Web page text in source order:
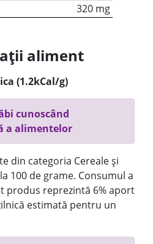
320 mg
aliment
(1.2kCal/g)
cunoscând
a alimentelor
din categoria Cereale și
100 de grame. Consumul a
produs reprezintă 6% aport
estimată pentru un